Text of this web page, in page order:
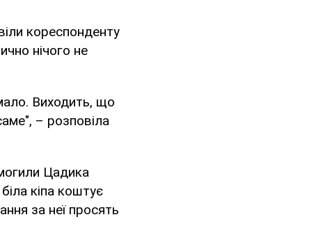
кореспонденту
нічого не
Виходить, що
– розповіла
Цадика
кіпа коштує
за неї просять